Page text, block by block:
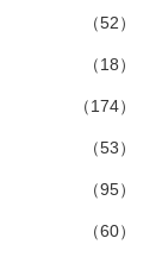
（52）
（18）
（174）
（53）
（95）
（60）